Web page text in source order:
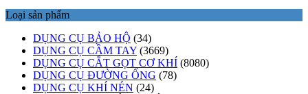
Loại sản phẩm
DỤNG CỤ BẢO HỘ (34)
DỤNG CỤ CẦM TAY (3669)
DỤNG CỤ CẮT GỌT CƠ KHÍ (8080)
DỤNG CỤ ĐƯỜNG ỐNG (78)
DỤNG CỤ KHÍ NÉN (24)